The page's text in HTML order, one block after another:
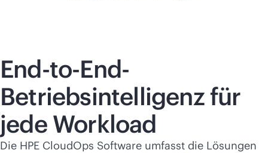
End-to-End-
Betriebsintelligenz für
jede Workload
Die HPE CloudOps Software umfasst die Lösungen